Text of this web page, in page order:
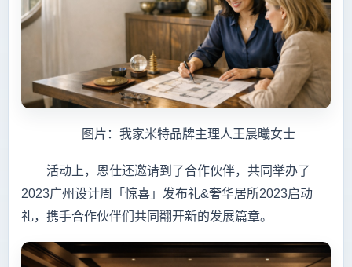
图片：我家米特品牌主理人王晨曦女士
活动上，恩仕还邀请到了合作伙伴，共同举办了
2023广州设计周「惊喜」发布礼&奢华居所2023启动
礼，携手合作伙伴们共同翻开新的发展篇章。